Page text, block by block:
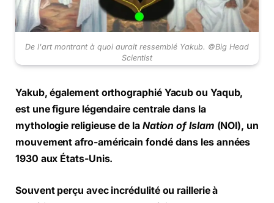
De l'art montrant à quoi aurait ressemblé Yakub. ©Big Head
Scientist
Yakub, également orthographié Yacub ou Yaqub,
est une figure légendaire centrale dans la
mythologie religieuse de la Nation of Islam (NOI), un
mouvement afro-américain fondé dans les années
1930 aux États-Unis.
Souvent perçu avec incrédulité ou raillerie à